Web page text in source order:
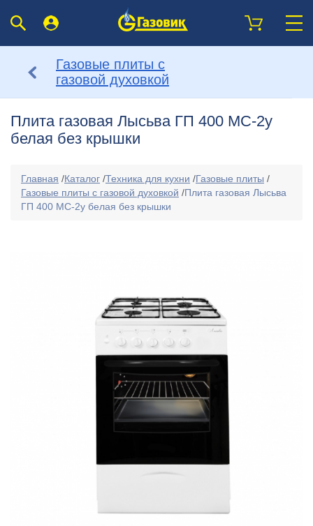
Газовые плиты с
газовой духовкой
Плита газовая Лысьва ГП 400 МС-2у
белая без крышки
Главная /Каталог /Техника для кухни /Газовые плиты /
Газовые плиты с газовой духовкой /Плита газовая Лысьва
ГП 400 МС-2у белая без крышки